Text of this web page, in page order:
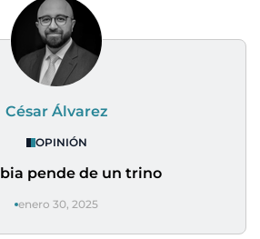
César Álvarez
OPINIÓN
pende de un trino
enero 30, 2025